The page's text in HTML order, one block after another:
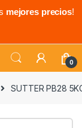
mejores precios!
0
SUTTER PB28